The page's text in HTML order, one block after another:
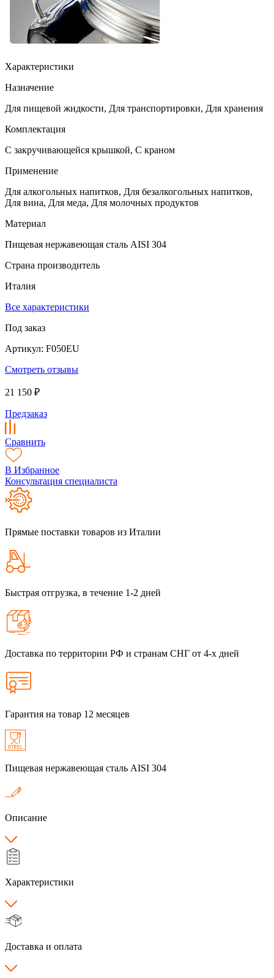
Характеристики
Назначение
Для пищевой жидкости, Для транспортировки, Для хранения
Комплектация
С закручивающейся крышкой, С краном
Применение
Для алкогольных напитков, Для безалкогольных напитков,
Для вина, Для меда, Для молочных продуктов
Материал
Пищевая нержавеющая сталь AISI 304
Страна производитель
Италия
Все характеристики
Под заказ
Артикул: F050EU
Смотреть отзывы
21 150 ₽
Предзаказ
Сравнить
В Избранное
Консультация специалиста
Прямые поставки товаров из Италии
Быстрая отгрузка, в течение 1-2 дней
Доставка по территории РФ и странам СНГ от 4-х дней
Гарантия на товар 12 месяцев
Пищевая нержавеющая сталь AISI 304
Описание
Характеристики
Доставка и оплата